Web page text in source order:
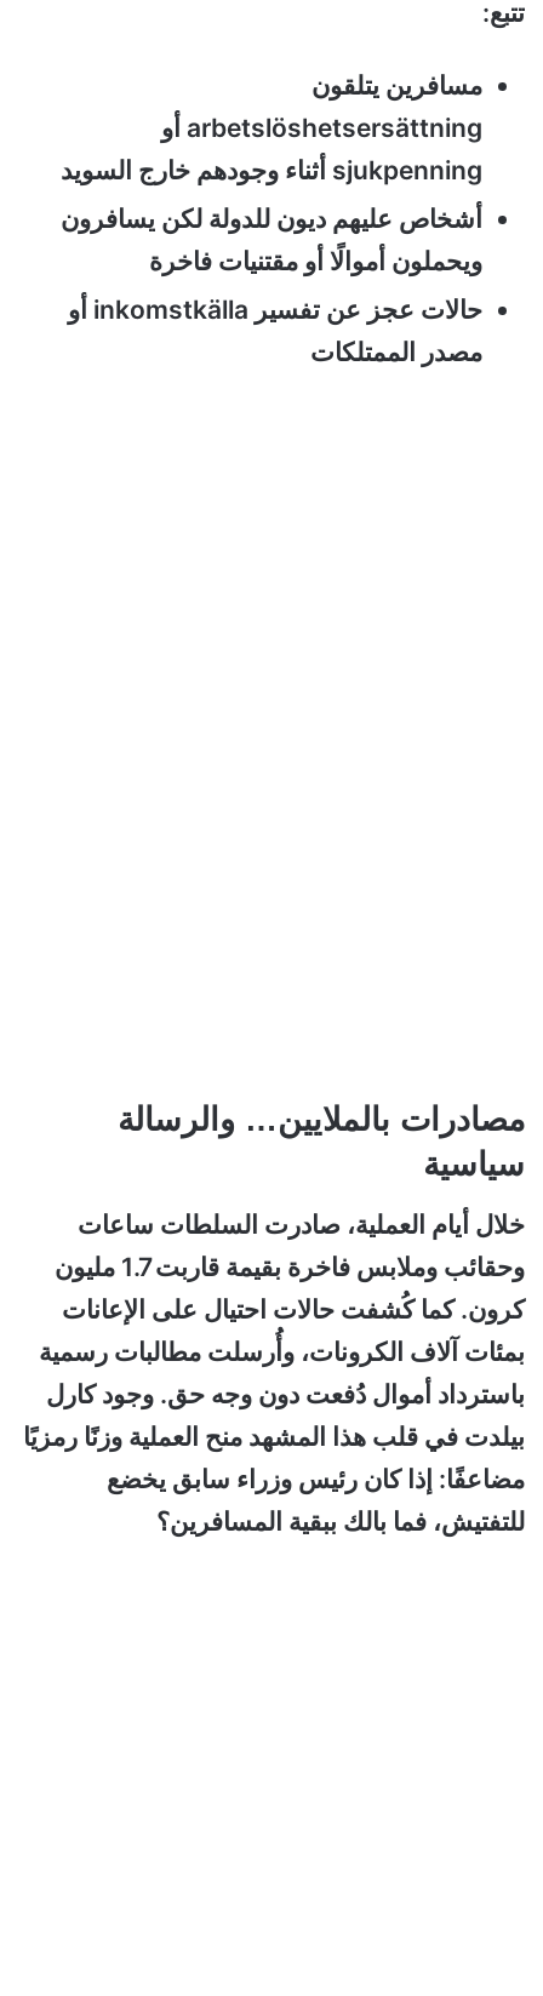
تتبع:
مسافرين يتلقون
arbetslöshetsersättning أو
sjukpenning أثناء وجودهم خارج السويد
أشخاص عليهم ديون للدولة لكن يسافرون
ويحملون أموالًا أو مقتنيات فاخرة
حالات عجز عن تفسير inkomstkälla أو
مصدر الممتلكات
مصادرات بالملايين… والرسالة
سياسية
خلال أيام العملية، صادرت السلطات ساعات
وحقائب وملابس فاخرة بقيمة قاربت 1.7 مليون
كرون. كما كُشفت حالات احتيال على الإعانات
بمئات آلاف الكرونات، وأُرسلت مطالبات رسمية
باسترداد أموال دُفعت دون وجه حق. وجود كارل
بيلدت في قلب هذا المشهد منح العملية وزنًا رمزيًا
مضاعفًا: إذا كان رئيس وزراء سابق يخضع
للتفتيش، فما بالك ببقية المسافرين؟